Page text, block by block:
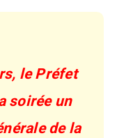
le Préfet
soirée un
de la